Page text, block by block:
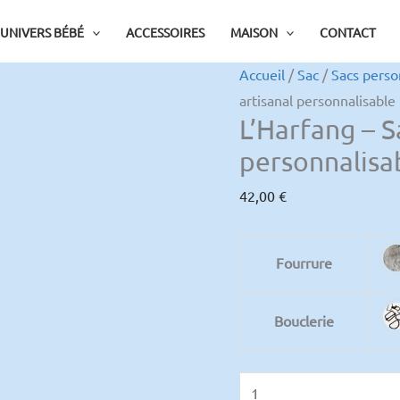
UNIVERS BÉBÉ ACCESSOIRES MAISON CONTACT
Accueil /Sac/Sacs
artisanal personnalisable
L’Harfang –
42,00 €
Fourrure
Bouclerie
quantité
de
L'Harfang
-
artisanal
personnalisable